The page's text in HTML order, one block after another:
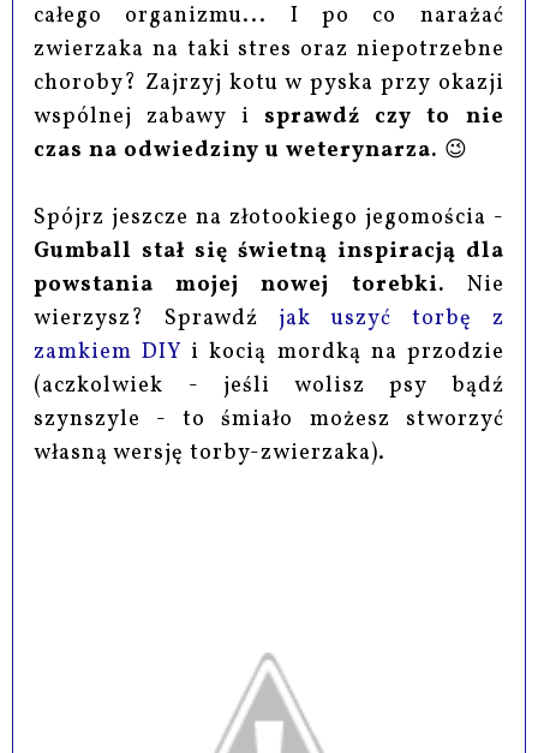
całego organizmu... I po co narażać
zwierzaka na taki stres oraz niepotrzebne
choroby? Zajrzyj kotu w pyska przy okazji
wspólnej zabawy i sprawdź czy to nie
czas na odwiedziny u weterynarza. 😉
Spójrz jeszcze na złotookiego jegomościa -
Gumball stał się świetną inspiracją dla
powstania mojej nowej torebki. Nie
wierzysz? Sprawdź jak uszyć torbę z
zamkiem DIY i kocią mordką na przodzie
(aczkolwiek - jeśli wolisz psy bądź
szynszyle - to śmiało możesz stworzyć
własną wersję torby-zwierzaka).